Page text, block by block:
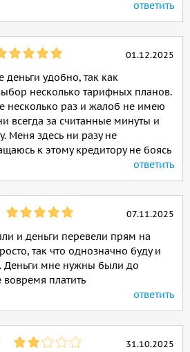
ответить
01.12.2025
удобно, так как
несколько тарифных планов.
несколько раз и жалоб не имею
всегда за считанные минуты и
Меня здесь ни разу не
к этому кредитору не боясь
ответить
07.11.2025
и деньги перевели прям на
так что однозначно буду и
Деньги мне нужны были до
вовремя платить
ответить
31.10.2025